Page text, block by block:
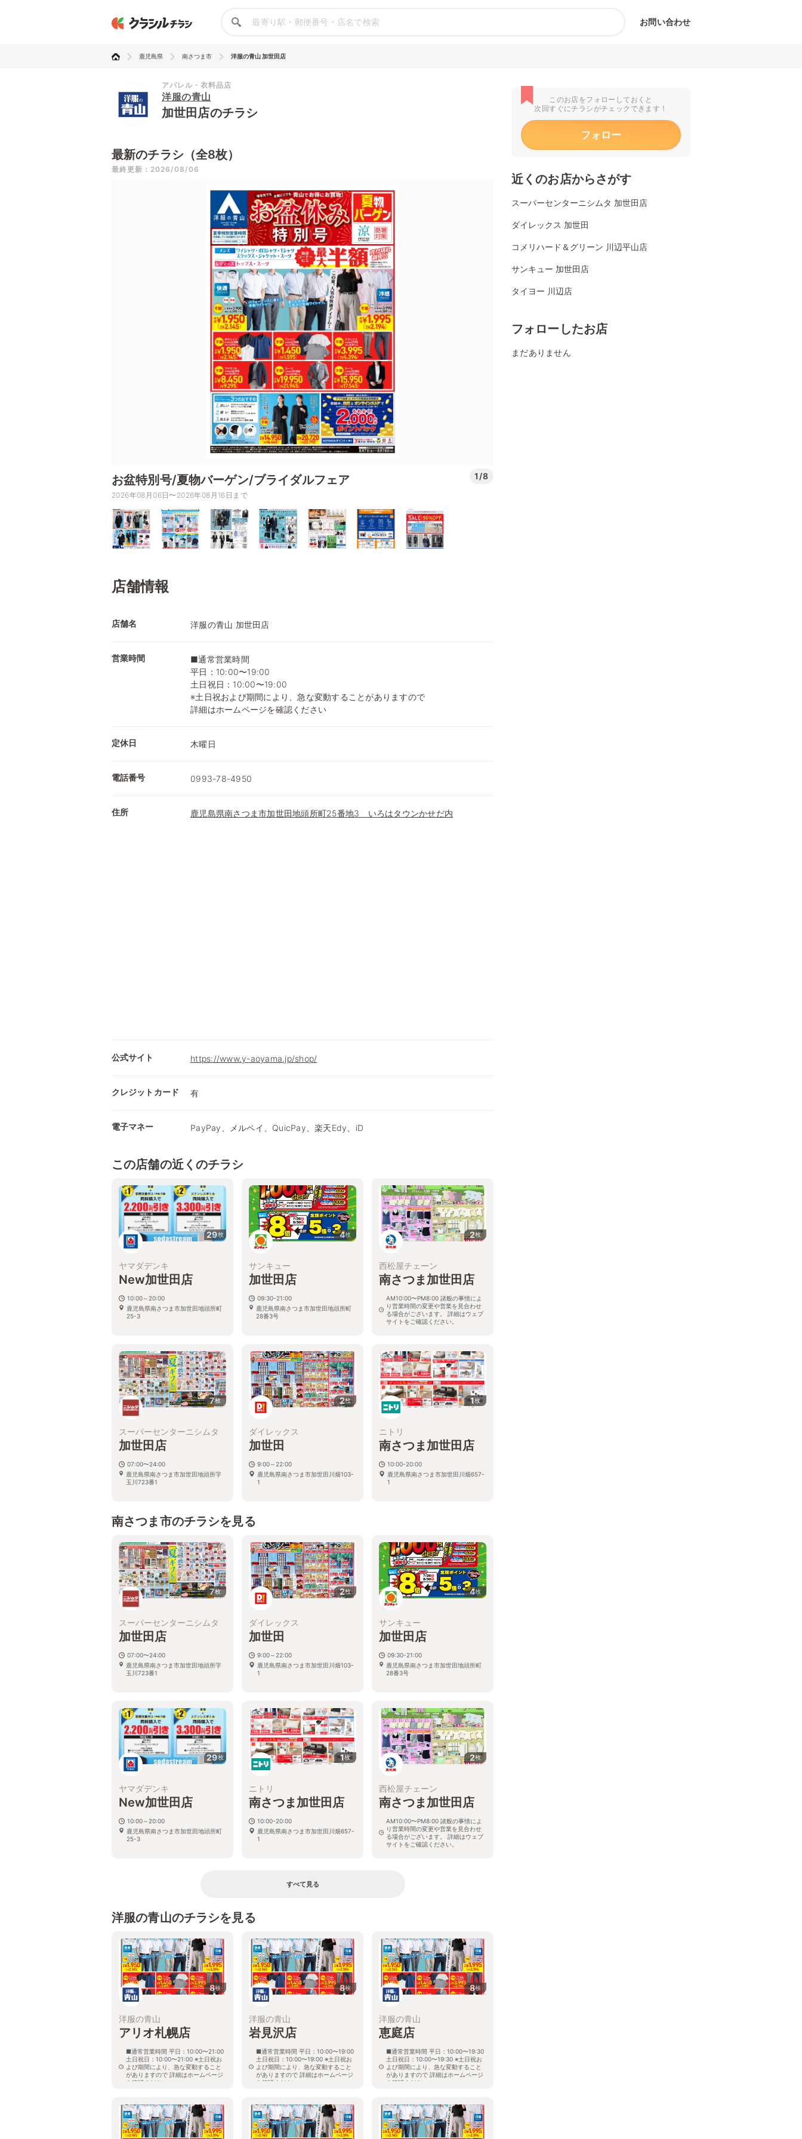
お問い合わせ
鹿児島県 南さつま市 洋服の青山 加世田店
アパレル・衣料品店
洋服の青山
加世田店のチラシ
最新のチラシ（全8枚）
最終更新：2026/08/06
お盆特別号/夏物バーゲン/ブライダルフェア 1/8
2026年08月06日〜2026年08月16日まで
店舗情報
店舗名 洋服の青山 加世田店
営業時間
■通常営業時間
平日：10:00〜19:00
土日祝日：10:00〜19:00
※土日祝および期間により、急な変動することがありますので
詳細はホームページを確認ください
定休日 木曜日
電話番号 0993-78-4950
住所 鹿児島県南さつま市加世田地頭所町25番地3 いろはタウンかせだ内
公式サイト https://www.y-aoyama.jp/shop/
クレジットカード 有
電子マネー PayPay、メルペイ、QuicPay、楽天Edy、iD
この店舗の近くのチラシ
29枚
ヤマダデンキ
New加世田店
10:00～20:00
鹿児島県南さつま市加世田地頭所町
25-3
4枚
サンキュー
加世田店
09:30-21:00
鹿児島県南さつま市加世田地頭所町
28番3号
2枚
西松屋チェーン
南さつま加世田店
AM10:00〜PM8:00 諸般の事情によ
り営業時間の変更や営業を見合わせ
る場合がございます。 詳細はウェブ
サイトをご確認ください。
7枚
スーパーセンターニシムタ
加世田店
07:00〜24:00
鹿児島県南さつま市加世田地頭所字
玉川723番1
2枚
ダイレックス
加世田
9:00～22:00
鹿児島県南さつま市加世田川畑103-
1
1枚
ニトリ
南さつま加世田店
10:00-20:00
鹿児島県南さつま市加世田川畑657-
1
南さつま市のチラシを見る
7枚
スーパーセンターニシムタ
加世田店
07:00〜24:00
鹿児島県南さつま市加世田地頭所字
玉川723番1
2枚
ダイレックス
加世田
9:00～22:00
鹿児島県南さつま市加世田川畑103-
1
4枚
サンキュー
加世田店
09:30-21:00
鹿児島県南さつま市加世田地頭所町
28番3号
29枚
ヤマダデンキ
New加世田店
10:00～20:00
鹿児島県南さつま市加世田地頭所町
25-3
1枚
ニトリ
南さつま加世田店
10:00-20:00
鹿児島県南さつま市加世田川畑657-
1
2枚
西松屋チェーン
南さつま加世田店
AM10:00〜PM8:00 諸般の事情によ
り営業時間の変更や営業を見合わせ
る場合がございます。 詳細はウェブ
サイトをご確認ください。
すべて見る
洋服の青山のチラシを見る
8枚
洋服の青山
アリオ札幌店
■通常営業時間 平日：10:00〜21:00
土日祝日：10:00〜21:00 ※土日祝お
よび期間により、急な変動すること
がありますので 詳細はホームページ
を確認ください
8枚
洋服の青山
岩見沢店
■通常営業時間 平日：10:00〜19:00
土日祝日：10:00〜19:00 ※土日祝お
よび期間により、急な変動すること
がありますので 詳細はホームページ
を確認ください
8枚
洋服の青山
恵庭店
■通常営業時間 平日：10:00〜19:30
土日祝日：10:00〜19:30 ※土日祝お
よび期間により、急な変動すること
がありますので 詳細はホームページ
を確認ください
このお店をフォローしておくと
次回すぐにチラシがチェックできます！
フォロー
近くのお店からさがす
スーパーセンターニシムタ 加世田店
ダイレックス 加世田
コメリハード＆グリーン 川辺平山店
サンキュー 加世田店
タイヨー 川辺店
フォローしたお店
まだありません